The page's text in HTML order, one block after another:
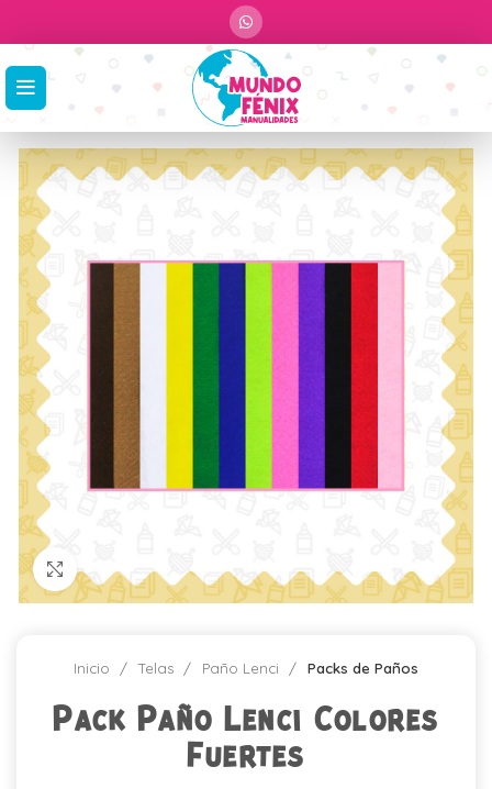
Click para agrandar
Inicio Telas Paño Lenci Packs de Paños
Pack Paño Lenci Colores
Fuertes